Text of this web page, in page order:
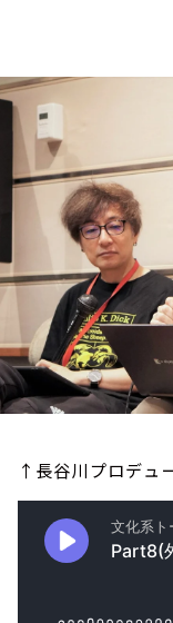
イベント・
↑長谷川プロデュー